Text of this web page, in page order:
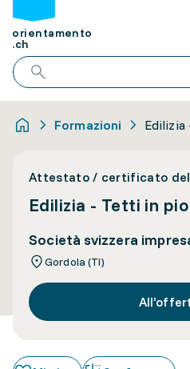
orientamento
.ch
Formazioni
Attestato / certificato
Edilizia - Tetti in
Società svizzera
Gordola (TI)